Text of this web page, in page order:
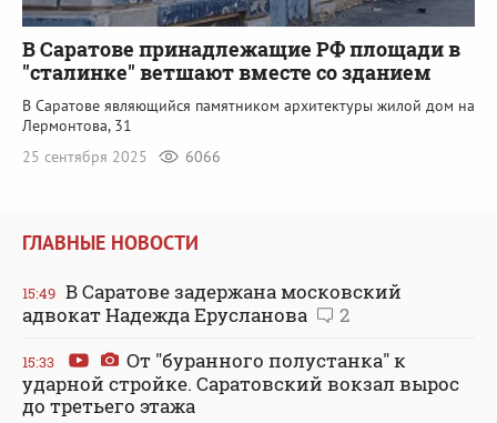
В Саратове принадлежащие РФ площади в
"сталинке" ветшают вместе со зданием
В Саратове являющийся памятником архитектуры жилой дом на
Лермонтова, 31
25 сентября 2025
6066
ГЛАВНЫЕ НОВОСТИ
15:49 В Саратове задержана московский
адвокат Надежда Ерусланова
2
15:33
От "буранного полустанка" к
ударной стройке. Саратовский вокзал вырос
до третьего этажа